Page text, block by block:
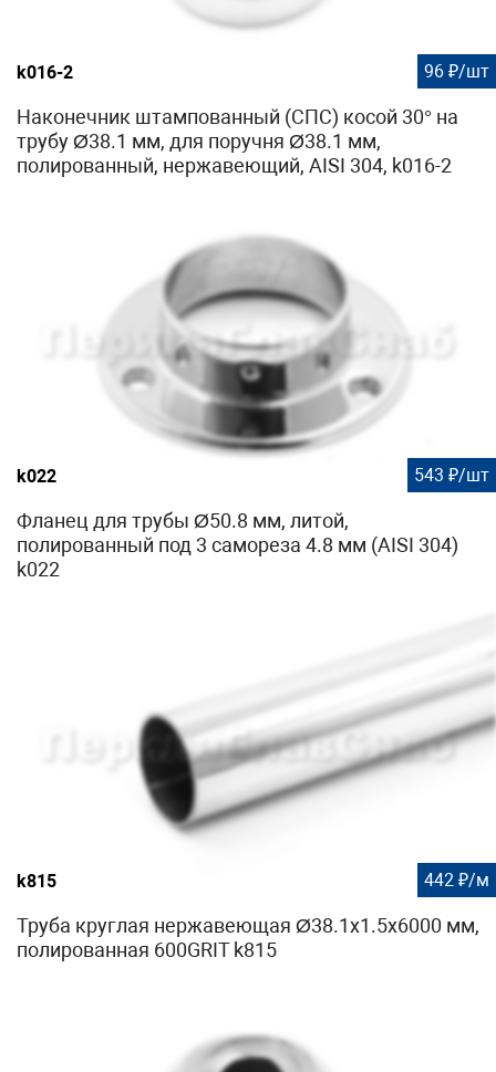
k016-2 96 ₽/шт
Наконечник штампованный (СПС) косой 30° на
трубу Ø38.1 мм, для поручня Ø38.1 мм,
полированный, нержавеющий, AISI 304, k016-2
k022 543 ₽/шт
Фланец для трубы Ø50.8 мм, литой,
полированный под 3 самореза 4.8 мм (AISI 304)
k022
k815 442 ₽/м
Труба круглая нержавеющая Ø38.1х1.5х6000 мм,
полированная 600GRIT k815